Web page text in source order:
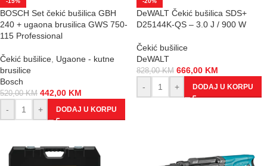
BOSCH Set čekić bušilica GBH
240 + ugaona brusilica GWS 750-
115 Professional
Čekić bušilice Ugaone - kutne
brusilice
Bosch
520,00KM 442,00 KM
-
+ DODAJ U KORPU
DeWALT Čekić bušilica SDS+
D25144K-QS – 3.0 J / 900 W
Čekić bušilice
DeWALT
828,00KM 666,00 KM
-
+ DODAJ U KORPU